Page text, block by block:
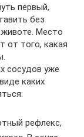
первый,
без
Место
от того, какая
сосудов уже
каких
рефлекс,